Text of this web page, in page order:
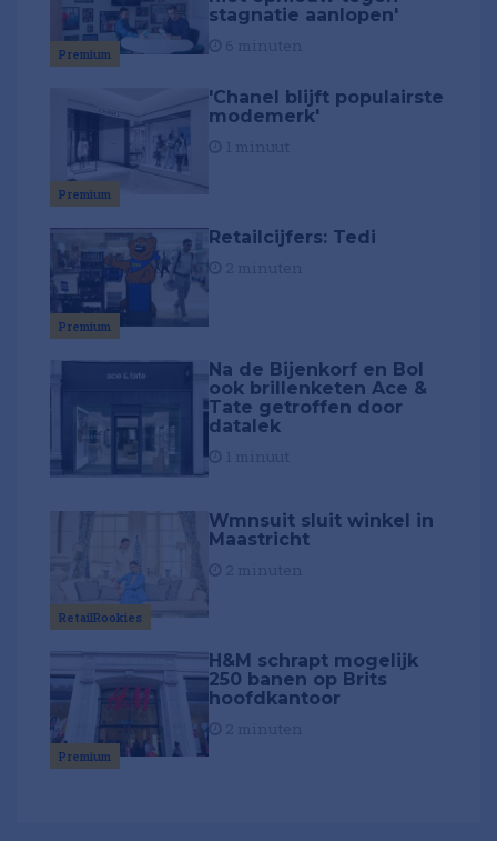
Premium
stagnatie aanlopen'
Premium
'Chanel blijft populairste
modemerk'
Premium
Retailcijfers: Tedi
Na de Bijenkorf en Bol
ook brillenketen Ace &
Tate getroffen door
datalek
RetailRookies
Wmnsuit sluit winkel in
Maastricht
Premium
H&M schrapt mogelijk
250 banen op Brits
hoofdkantoor